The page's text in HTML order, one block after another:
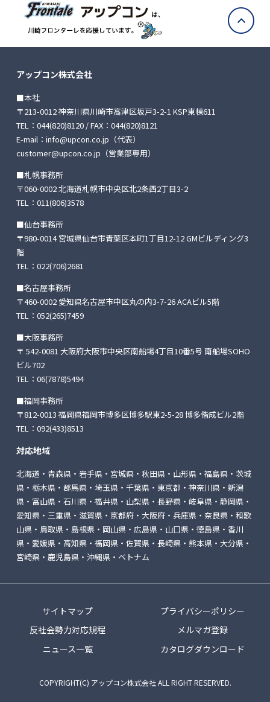
アップコン株式会社
■本社
〒213-0012 神奈川県川崎市高津区坂戸3-2-1 KSP東棟611
TEL： 044(820)8120/ FAX：044(820)8121
E-mail： info@upcon.co.jp （代表）
customer@upcon.co.jp （営業部専用）
■札幌事務所
〒060-0002 北海道札幌市中央区北2条西2丁目3-2
TEL： 011(806)3578
■仙台事務所
〒980-0014 宮城県仙台市青葉区本町1丁目12-12GMビルディング3
階
TEL： 022(706)2681
■名古屋事務所
〒460-0002 愛知県名古屋市中区丸の内3-7-26ACAビル5階
TEL： 052(265)7459
■大阪事務所
〒 542-0081 大阪府大阪市中央区南船場4丁目10番5号 南船場SOHO
ビル702
TEL： 06(7878)5494
■福岡事務所
〒812-0013 福岡県福岡市博多区博多駅東2-5-28博多偕成ビル2階
TEL： 092(433)8513
対応地域
北海道・青森県・岩手県・宮城県・秋田県・山形県・福島県・茨城
県・栃木県・郡馬県・埼玉県・千葉県・東京都・神奈川県・新潟
県・富山県・石川県・福井県・山梨県・長野県・岐阜県・静岡県・
愛知県・三重県・滋賀県・京都府・大阪府・兵庫県・奈良県・和歌
山県・鳥取県・島根県・岡山県・広島県・山口県・徳島県・香川
県・愛媛県・高知県・福岡県・佐賀県・長崎県・熊本県・大分県・
宮崎県・鹿児島県・沖縄県・ベトナム
サイトマップ
プライバシーポリシー
反社会勢力対応規程
メルマガ登録
ニュース一覧
カタログダウンロード
COPYRIGHT(C) アップコン株式会社 ALL RIGHT RESERVED.